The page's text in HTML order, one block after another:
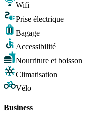
Wifi
Prise électrique
Bagage
Accessibilité
Nourriture et boisson
Climatisation
Vélo
Business